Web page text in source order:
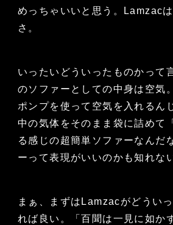
めっちゃいいと思う。Lamzac
さ。
いったいどういったものかって
のソファーとしての中身は空気
ポンプを使って空気を入れるん
中の気体をそのまま袋に詰めて
る感じの超簡単ソファーなんだ
ーって表現がいいのかも知れな
まぁ、まずはLamzacがどうい
れば良い。「百聞は一見に如か